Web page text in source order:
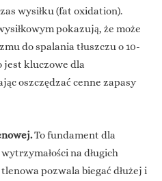
wysiłku (fat oxidation).
pokazują, że może
do spalania tłuszczu o 10-
jest kluczowe dla
oszczędzać cenne zapasy
To fundament dla
na długich
pozwala biegać dłużej i